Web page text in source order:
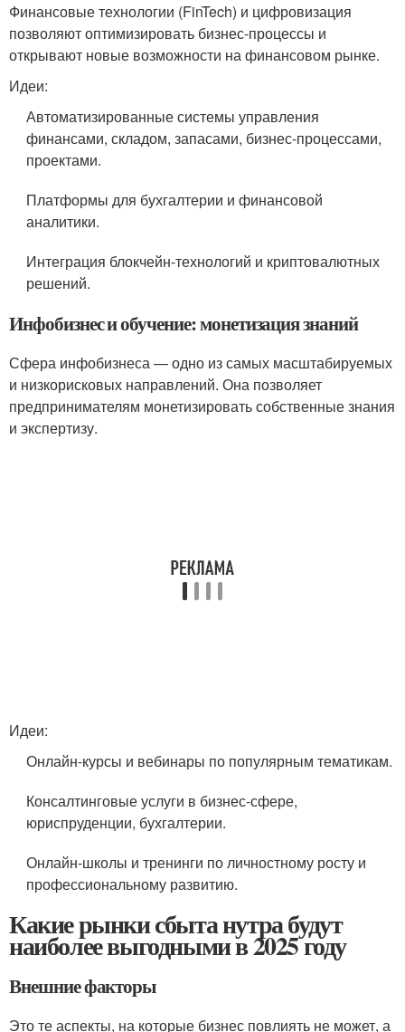
Финансовые технологии (FinTech) и цифровизация
позволяют оптимизировать бизнес-процессы и
открывают новые возможности на финансовом рынке.
Идеи:
Автоматизированные системы управления
финансами, складом, запасами, бизнес-процессами,
проектами.
Платформы для бухгалтерии и финансовой
аналитики.
Интеграция блокчейн-технологий и криптовалютных
решений.
Инфобизнес и обучение: монетизация знаний
Сфера инфобизнеса — одно из самых масштабируемых
и низкорисковых направлений. Она позволяет
предпринимателям монетизировать собственные знания
и экспертизу.
Идеи:
Онлайн-курсы и вебинары по популярным тематикам.
Консалтинговые услуги в бизнес-сфере,
юриспруденции, бухгалтерии.
Онлайн-школы и тренинги по личностному росту и
профессиональному развитию.
Какие рынки сбыта нутра будут
наиболее выгодными в 2025 году
Внешние факторы
Это те аспекты, на которые бизнес повлиять не может, а